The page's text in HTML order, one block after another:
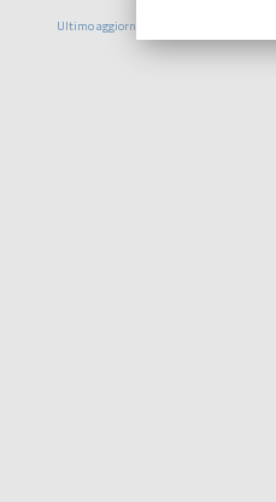
Ultimo aggiornamento: 05/08/2025